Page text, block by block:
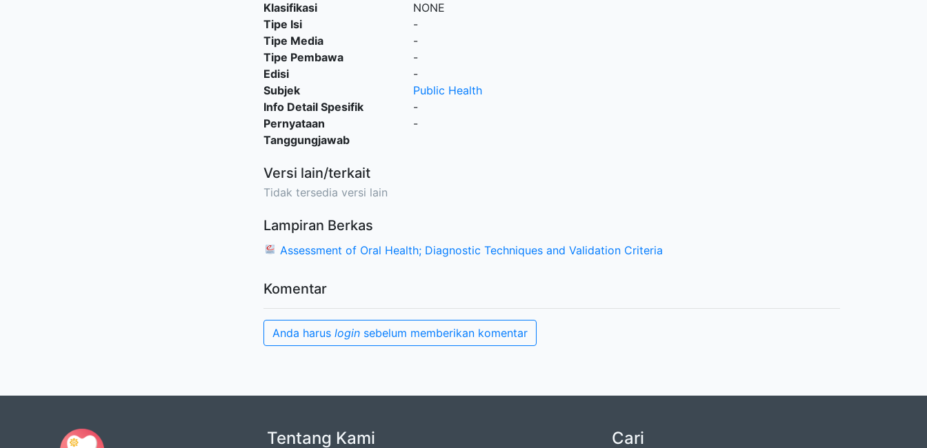
Klasifikasi
NONE
Tipe Isi
-
Tipe Media
-
Tipe Pembawa
-
Edisi
-
Subjek
Public Health
Info Detail Spesifik
-
Pernyataan
Tanggungjawab
-
Versi lain/terkait
Tidak tersedia versi lain
Lampiran Berkas
Assessment of Oral Health; Diagnostic Techniques and Validation Criteria
Komentar
Anda harus login sebelum memberikan komentar
Tentang Kami Cari